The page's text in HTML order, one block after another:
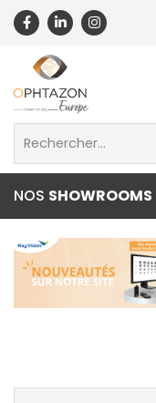
NOS SHOWROOMS